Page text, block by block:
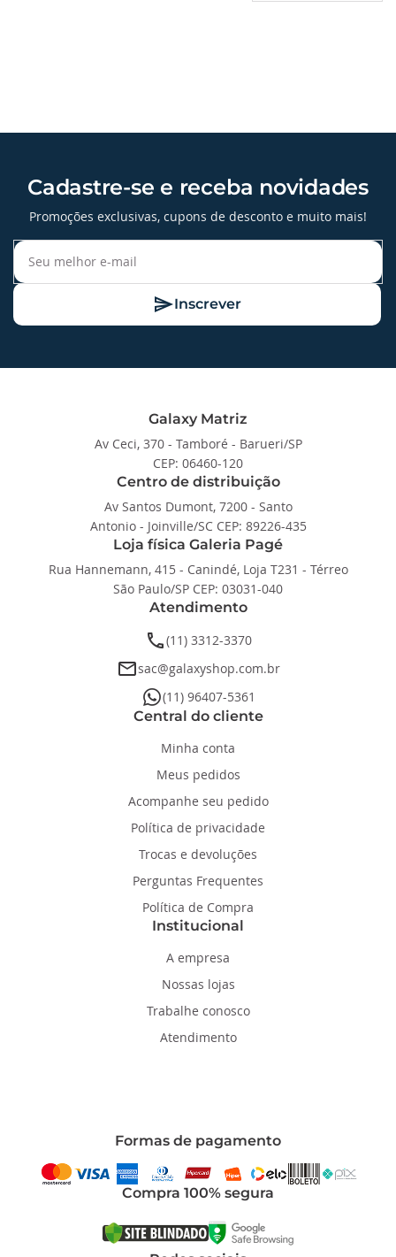
Cadastre-se e receba novidades
Promoções exclusivas, cupons de desconto e muito mais!
Inscrever
Galaxy Matriz
Av Ceci, 370 - Tamboré - Barueri/SP
CEP: 06460-120
Centro de distribuição
Av Santos Dumont, 7200 - Santo
Antonio - Joinville/SC CEP: 89226-435
Loja física Galeria Pagé
Rua Hannemann, 415 - Canindé, Loja T231 - Térreo
São Paulo/SP CEP: 03031-040
Atendimento
phone(11) 3312-3370
emailsac@galaxyshop.com.br
whatsapp(11) 96407-5361
Central do cliente
Minha conta
Meus pedidos
Acompanhe seu pedido
Política de privacidade
Trocas e devoluções
Perguntas Frequentes
Política de Compra
Institucional
A empresa
Nossas lojas
Trabalhe conosco
Atendimento
Formas de pagamento
Compra 100% segura